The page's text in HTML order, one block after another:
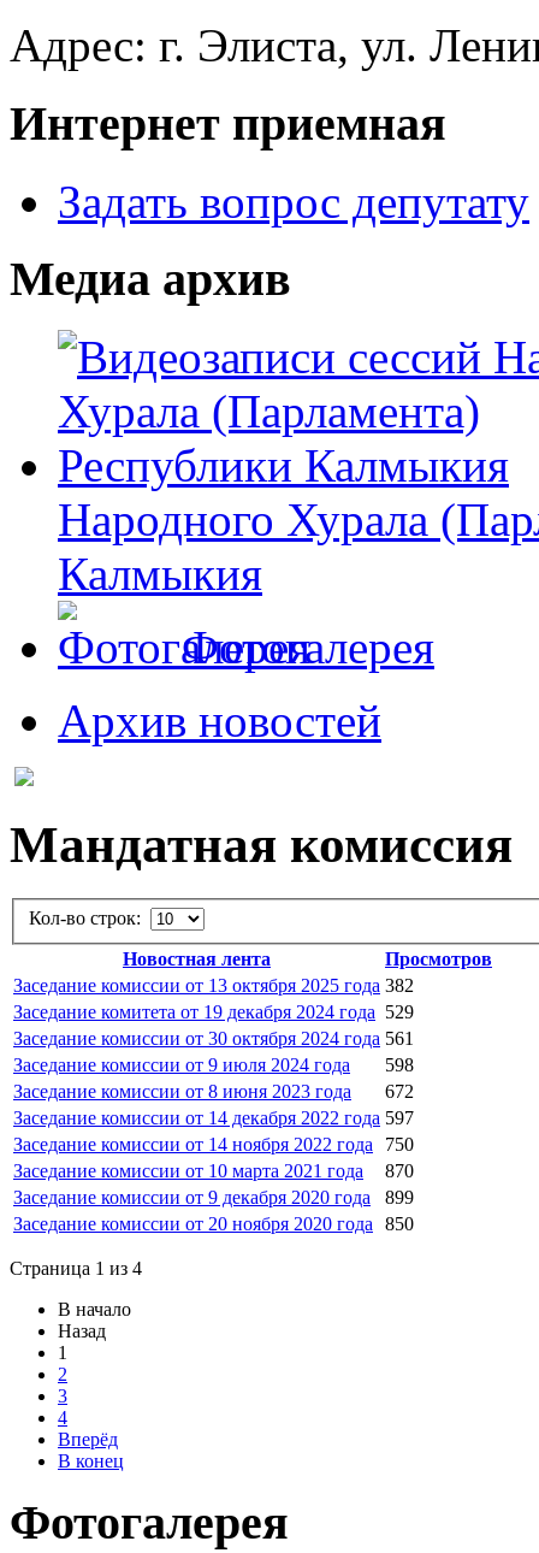
Адрес: г. Элиста, ул.
Интернет приемная
Задать вопрос депутату
Медиа архив
Народного Хурала
Калмыкия
Фотогалерея
Архив новостей
Мандатная комиссия
Кол-во строк:
Новостная лента
Просмотров
Заседание комиcсии от 13 октября 2025 года 382
Заседание комитета от 19 декабря 2024 года 529
Заседание комиссии от 30 октября 2024 года 561
Заседание комиссии от 9 июля 2024 года
598
Заседание комиссии от 8 июня 2023 года
672
Заседание комиссии от 14 декабря 2022 года 597
Заседание комиссии от 14 ноября 2022 года
750
Заседание комиссии от 10 марта 2021 года
870
Заседание комиссии от 9 декабря 2020 года
899
Заседание комиссии от 20 ноября 2020 года
850
Страница 1 из 4
В начало
Назад
1
2
3
4
Вперёд
В конец
Фотогалерея